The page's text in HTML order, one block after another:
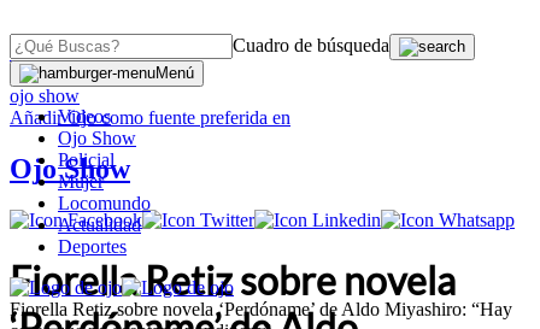
Cuadro de búsqueda
Menú
Videos
Ojo Show
Policial
Mujer
Locomundo
Actualidad
Deportes
Fiorella Retiz sobre novela ‘Perdóname’ de Aldo Miyashiro: “Hay
OJO
ojo show
AñadirOjocomo fuente preferida en
Ojo Show
Fiorella Retiz sobre novela